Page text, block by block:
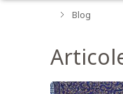
Blog